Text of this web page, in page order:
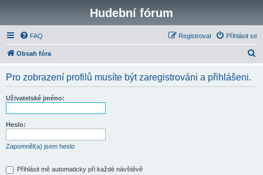
Hudební fórum
FAQ Přihlásit se
Registrovat
Obsah fóra
Pro zobrazení profilů musíte být zaregistrováni a přihlášeni.
Uživatelské jméno:
Heslo:
Zapomněl(a) jsem heslo
Přihlásit mě automaticky při každé návštěvě